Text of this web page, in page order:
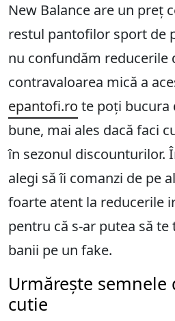
New Balance are un preț
restul pantofilor sport de
nu confundăm reducerile
contravaloarea mică a
epantofi.ro te poți bucura
bune, mai ales dacă faci
în sezonul discounturilor.
alegi să îi comanzi de pe
foarte atent la reducerile
pentru că s-ar putea să te
banii pe un fake.
Urmărește
cutie